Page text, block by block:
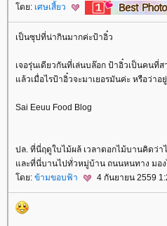
ดย: เศษเสี้ยว
เป็นซุปที่น่ากินมากค่ะป้าอิ๋ว
เจอรุ่นเดียวกันที่เล่นบล๊อก ป้าอิ๋วเป็นคนที่ส
ล้วเมื่อไรป้าอิ๋วจะมาเยอรมันค่ะ หรือว่าอ
Sai Eeuu Food Blog
ปล. ที่นี่ฤดูใบไม้ผล้ เวลาดอกไม้บานคิดว่
ละที่นี่บานไปทั่วหมู่บ้าน ถนนหนทาง มอง
ดย: ข้ามขอบฟ้า 4 กันยายน 2559